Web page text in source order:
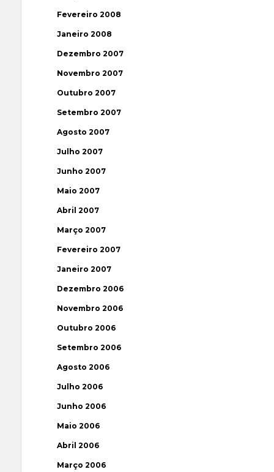
Fevereiro 2008
Janeiro 2008
Dezembro 2007
Novembro 2007
Outubro 2007
Setembro 2007
Agosto 2007
Julho 2007
Junho 2007
Maio 2007
Abril 2007
Março 2007
Fevereiro 2007
Janeiro 2007
Dezembro 2006
Novembro 2006
Outubro 2006
Setembro 2006
Agosto 2006
Julho 2006
Junho 2006
Maio 2006
Abril 2006
Março 2006